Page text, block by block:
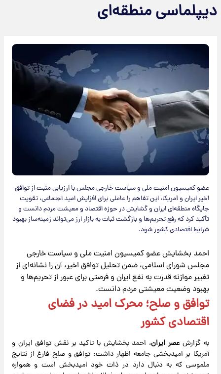
دیپلماسی منطقه‌ای
عضو کمیسیون امنیت ملی و سیاست خارجی مجلس با ارزیابی مثبت از توافق
اخیر ایران و آمریکا، این تفاهم را عاملی برای افزایش امید اجتماعی، تقویت
جایگاه منطقه‌ای ایران و گشایش در حوزه اقتصاد و معیشت مردم دانست و
تأکید کرد که رفع تحریم‌ها و بازگشت ثبات به بازار ارز می‌تواند زمینه‌ساز بهبود
شرایط اقتصادی کشور شود.
احمد بخشایش عضو کمیسیون امنیت ملی و سیاست خارجی
مجلس شورای اسلامی، ضمن تحلیل توافق اخیر، آن را نشانه‌ای از
تغییر موازنه قدرت به نفع ایران و فرصتی برای عبور از تحریم‌ها و
بهبود وضعیت معیشتی مردم دانست.
توافق و صلح؛ محرک امید در فضای
اقتصادی کشور
به گزارشعصر ایران، احمد بخشایش با تاکید بر نقش توافق ایران و
آمریکا بر امیدبخشی جامعه اظهار داشت: توافق و صلح فارغ از نتایج
ملموسی که به دنبال دارد در ذات خود امیدبخش است و همواره